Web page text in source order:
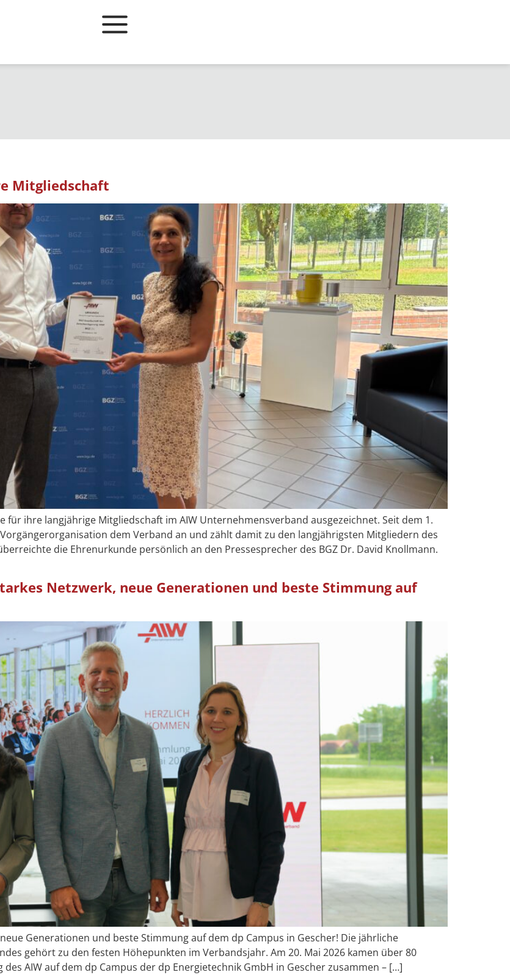
Mitgliedschaft
für ihre langjährige Mitgliedschaft im AIW Unternehmensverband ausgezeichnet. Seit dem 1.
dem Verband an und zählt damit zu den langjährigsten Mitgliedern des
die Ehrenurkunde persönlich an den Pressesprecher des BGZ Dr. David Knollmann.
Netzwerk, neue Generationen und beste Stimmung auf
Generationen und beste Stimmung auf dem dp Campus in Gescher! Die jährliche
gehört zu den festen Höhepunkten im Verbandsjahr. Am 20. Mai 2026 kamen über 80
AIW auf dem dp Campus der dp Energietechnik GmbH in Gescher zusammen – […]